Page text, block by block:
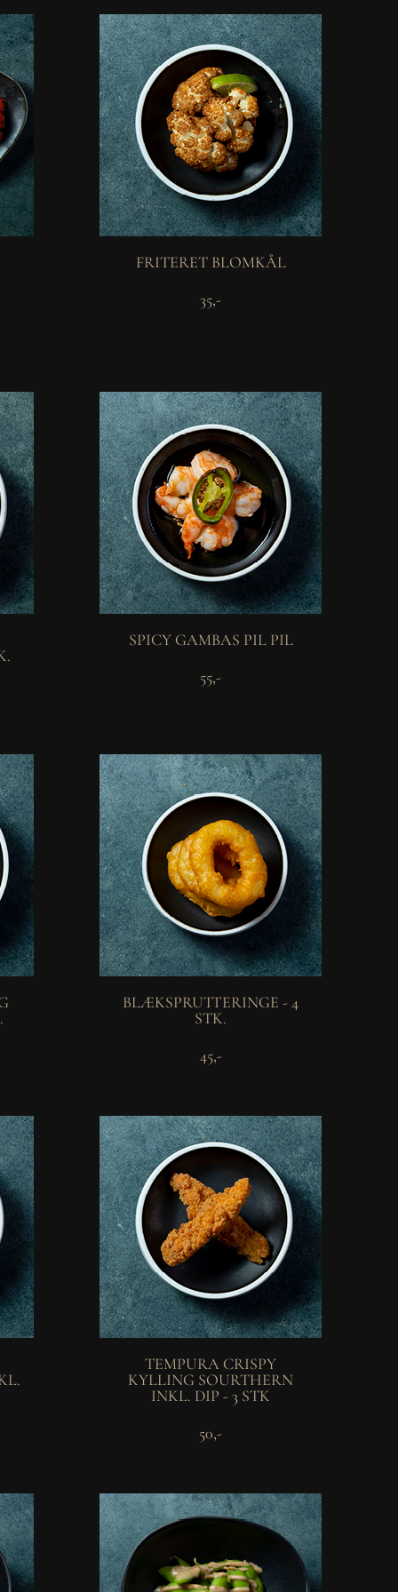
FRITERET BLOMKÅL
35,-
SPICY GAMBAS PIL PIL
55,-
BLÆKSPRUTTERINGE - 4
STK.
45,-
TEMPURA CRISPY
KYLLING SOURTHERN
INKL. DIP - 3 STK
50,-